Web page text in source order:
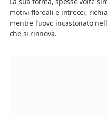
motivi floreali e intrecci,
mentre l’uovo incastonato
che si rinnova.